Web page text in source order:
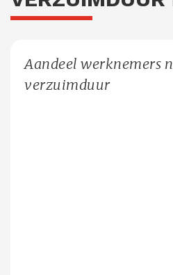
Aandeel werknemers
verzuimduur